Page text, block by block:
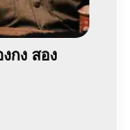
กง สอง